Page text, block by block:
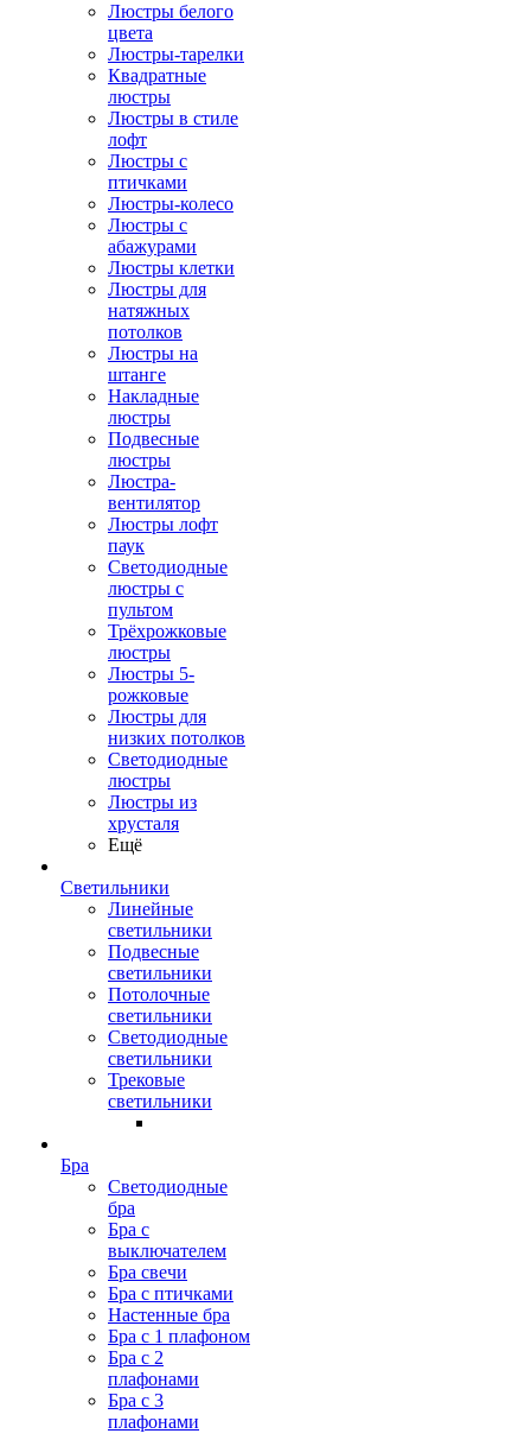
Люстры белого
цвета
Люстры-тарелки
Квадратные
люстры
Люстры в стиле
лофт
Люстры с
птичками
Люстры-колесо
Люстры с
абажурами
Люстры клетки
Люстры для
натяжных
потолков
Люстры на
штанге
Накладные
люстры
Подвесные
люстры
Люстра-
вентилятор
Люстры лофт
паук
Светодиодные
люстры с
пультом
Трёхрожковые
люстры
Люстры 5-
рожковые
Люстры для
низких потолков
Cветодиодные
люстры
Люстры из
хрусталя
Ещё
Светильники
Линейные
светильники
Подвесные
светильники
Потолочные
светильники
Светодиодные
светильники
Трековые
светильники
Бра
Светодиодные
бра
Бра с
выключателем
Бра свечи
Бра с птичками
Настенные бра
Бра с 1 плафоном
Бра с 2
плафонами
Бра с 3
плафонами